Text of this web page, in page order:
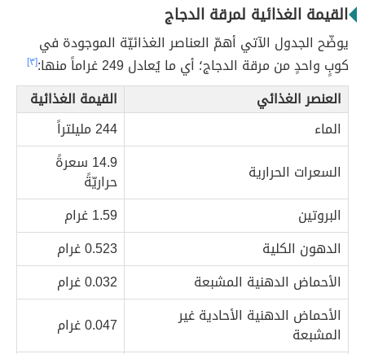
القيمة الغذائية لمرقة الدجاج
يوضّح الجدول الآتي أهمّ العناصر الغذائيّة الموجودة في
كوبٍ واحدٍ من مرقة الدجاج؛ أي ما يُعادل 249 غراماً منها:
[٣]
العنصر الغذائي
القيمة الغذائية
الماء
244 مليلتراً
السعرات الحرارية
14.9 سعرةً
حراريّةً
البروتين
1.59 غرام
الدهون الكلية
0.523 غرام
الأحماض الدهنية المشبعة
0.032 غرام
الأحماض الدهنية الأحادية غير
المشبعة
0.047 غرام